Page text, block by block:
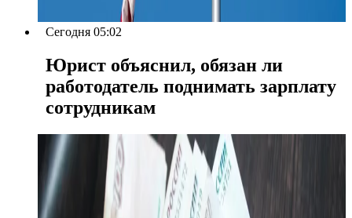
Сегодня 05:02
Юрист объяснил, обязан ли
работодатель поднимать зарплату
сотрудникам